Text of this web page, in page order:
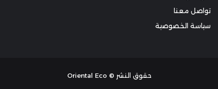
تواصل معنا
سياسة الخصوصية
حقوق النشر © Oriental Eco